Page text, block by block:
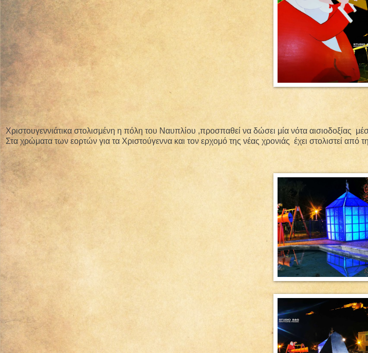
Χριστουγεννιάτικα στολισμένη η πόλη του Ναυπλίου ,προσπαθεί να δώσει μία νότα αισιοδοξίας
Στα χρώματα των εορτών για τα Χριστούγεννα και τον ερχομό της νέας χρονιάς έχει στολιστεί από